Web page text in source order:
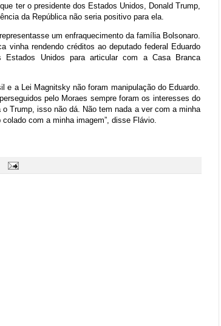
ter o presidente dos Estados Unidos, Donald Trump,
da República não seria positivo para ela.
um enfraquecimento da família Bolsonaro.
vinha rendendo créditos ao deputado federal Eduardo
Estados Unidos para articular com a Casa Branca
e a Lei Magnitsky não foram manipulação do Eduardo.
pelo Moraes sempre foram os interesses do
Trump, isso não dá. Não tem nada a ver com a minha
com a minha imagem”, disse Flávio.